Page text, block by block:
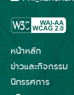
หน้าหลัก
ข่าวและกิจกรรม
นิทรรศการ